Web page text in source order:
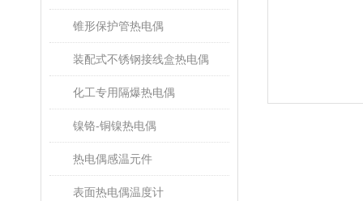
锥形保护管热电偶
装配式不锈钢接线盒热电偶
化工专用隔爆热电偶
镍铬-铜镍热电偶
热电偶感温元件
表面热电偶温度计